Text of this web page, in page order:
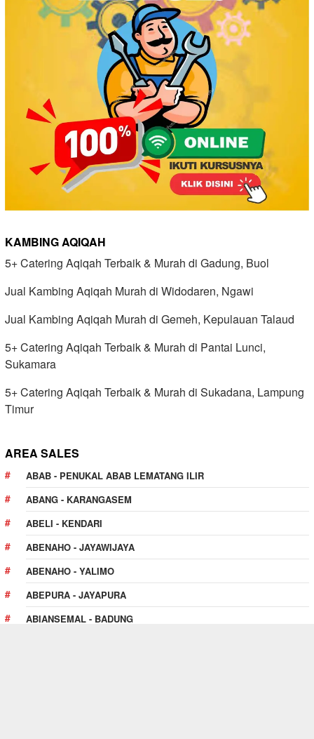
KAMBING AQIQAH
5+ Catering Aqiqah Terbaik & Murah di Gadung, Buol
Jual Kambing Aqiqah Murah di Widodaren, Ngawi
Jual Kambing Aqiqah Murah di Gemeh, Kepulauan Talaud
5+ Catering Aqiqah Terbaik & Murah di Pantai Lunci,
Sukamara
5+ Catering Aqiqah Terbaik & Murah di Sukadana, Lampung
Timur
AREA SALES
ABAB - PENUKAL ABAB LEMATANG ILIR
ABANG - KARANGASEM
ABELI - KENDARI
ABENAHO - JAYAWIJAYA
ABENAHO - YALIMO
ABEPURA - JAYAPURA
ABIANSEMAL - BADUNG